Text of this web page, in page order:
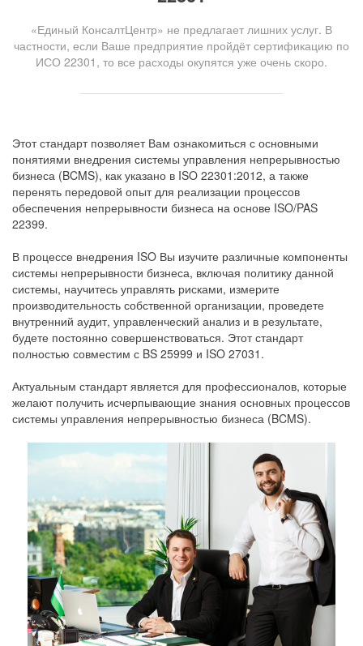
«Единый КонсалтЦентр» не предлагает лишних услуг. В
частности, если Ваше предприятие пройдёт сертификацию по
ИСО 22301, то все расходы окупятся уже очень скоро.
Этот стандарт позволяет Вам ознакомиться с основными
понятиями внедрения системы управления непрерывностью
бизнеса (BCMS), как указано в ISO 22301:2012, а также
перенять передовой опыт для реализации процессов
обеспечения непрерывности бизнеса на основе ISO/PAS
22399.
В процессе внедрения ISO Вы изучите различные компоненты
системы непрерывности бизнеса, включая политику данной
системы, научитесь управлять рисками, измерите
производительность собственной организации, проведете
внутренний аудит, управленческий анализ и в результате,
будете постоянно совершенствоваться. Этот стандарт
полностью совместим с BS 25999 и ISO 27031.
Актуальным стандарт является для профессионалов, которые
желают получить исчерпывающие знания основных процессов
системы управления непрерывностью бизнеса (BCMS).